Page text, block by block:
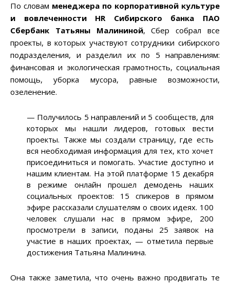
По словам менеджера по корпоративной культуре
и вовлеченности HR Сибирского банка ПАО
Сбербанк Татьяны Малининой, Сбер собрал все
проекты, в которых участвуют сотрудники сибирского
подразделения, и разделил их по 5 направлениям:
финансовая и экологическая грамотность, социальная
помощь, уборка мусора, равные возможности,
озеленение.
— Получилось 5 направлений и 5 сообществ, для
которых мы нашли лидеров, готовых вести
проекты. Также мы создали страницу, где есть
вся необходимая информация для тех, кто хочет
присоединиться и помогать. Участие доступно и
нашим клиентам. На этой платформе 15 декабря
в режиме онлайн прошел демодень наших
социальных проектов: 15 спикеров в прямом
эфире рассказали слушателям о своих идеях. 100
человек слушали нас в прямом эфире, 200
просмотрели в записи, поданы 25 заявок на
участие в наших проектах, — отметила первые
достижения Татьяна Малинина.
Она также заметила, что очень важно продвигать те